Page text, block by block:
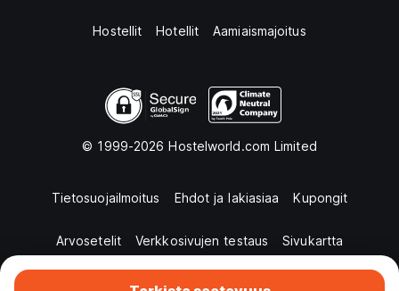
Hostellit Hotellit Aamiaismajoitus
© 1999-2026 Hostelworld.com Limited
Tietosuojailmoitus Ehdot ja lakiasiaa Kupongit
Arvosetelit Verkkosivujen testaus Sivukartta